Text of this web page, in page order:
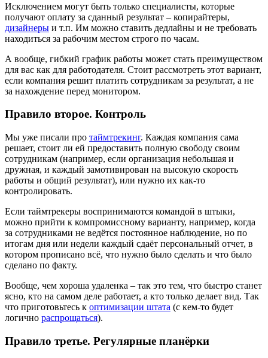
Исключением могут быть только специалисты, которые
получают оплату за сданный результат – копирайтеры,
дизайнеры и т.п. Им можно ставить дедлайны и не требовать
находиться за рабочим местом строго по часам.
А вообще, гибкий график работы может стать преимуществом
для вас как для работодателя. Стоит рассмотреть этот вариант,
если компания решит платить сотрудникам за результат, а не
за нахождение перед монитором.
Правило второе. Контроль
Мы уже писали про таймтрекинг. Каждая компания сама
решает, стоит ли ей предоставить полную свободу своим
сотрудникам (например, если организация небольшая и
дружная, и каждый замотивирован на высокую скорость
работы и общий результат), или нужно их как-то
контролировать.
Если таймтрекеры воспринимаются командой в штыки,
можно прийти к компромиссному варианту, например, когда
за сотрудниками не ведётся постоянное наблюдение, но по
итогам дня или недели каждый сдаёт персональный отчет, в
котором прописано всё, что нужно было сделать и что было
сделано по факту.
Вообще, чем хороша удаленка – так это тем, что быстро станет
ясно, кто на самом деле работает, а кто только делает вид. Так
что приготовьтесь к оптимизации штата (с кем-то будет
логично распрощаться).
Правило третье. Регулярные планёрки